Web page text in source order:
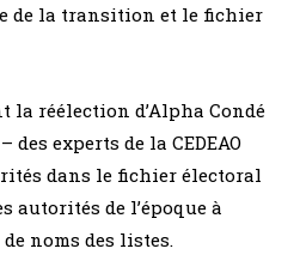
de la transition et le fichier
la réélection d’Alpha Condé
experts de la CEDEAO
dans le fichier électoral
de l’époque à
noms des listes.